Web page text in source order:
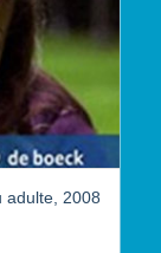
adulte, 2008